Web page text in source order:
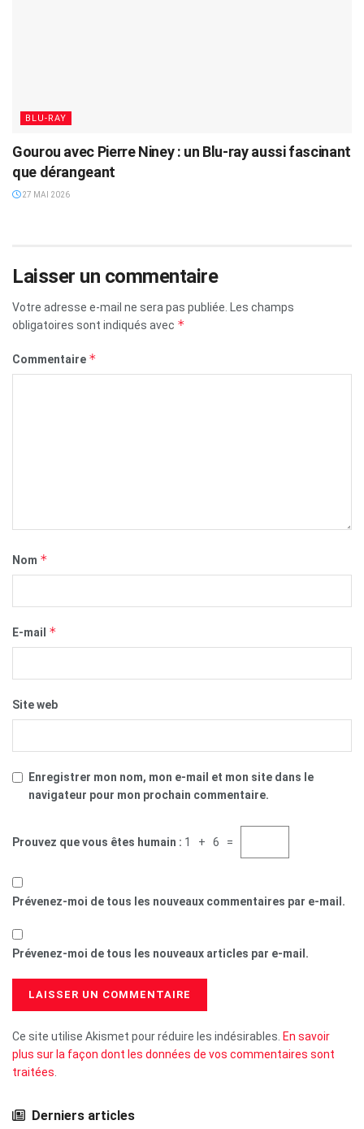
BLU-RAY
Gourou avec Pierre Niney : un Blu-ray aussi fascinant
que dérangeant
27 MAI 2026
Laisser un commentaire
Votre adresse e-mail ne sera pas publiée.
Les champs
obligatoires sont indiqués avec *
Commentaire *
Nom *
E-mail *
Site web
Enregistrer mon nom, mon e-mail et mon site dans le
navigateur pour mon prochain commentaire.
Prouvez que vous êtes humain : 1 + 6 =
Prévenez-moi de tous les nouveaux commentaires par e-mail.
Prévenez-moi de tous les nouveaux articles par e-mail.
Ce site utilise Akismet pour réduire les indésirables. En savoir
plus sur la façon dont les données de vos commentaires sont
traitées
Derniers articles